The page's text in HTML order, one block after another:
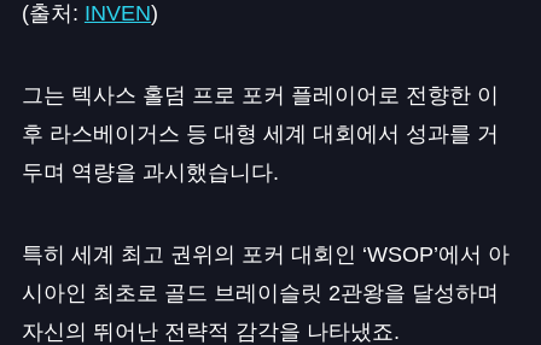
(출처: INVEN)
그는 텍사스 홀덤 프로 포커 플레이어로 전향한 이
후 라스베이거스 등 대형 세계 대회에서 성과를 거
두며 역량을 과시했습니다.
특히 세계 최고 권위의 포커 대회인 ‘WSOP’에서 아
시아인 최초로 골드 브레이슬릿 2관왕을 달성하며
자신의 뛰어난 전략적 감각을 나타냈죠.